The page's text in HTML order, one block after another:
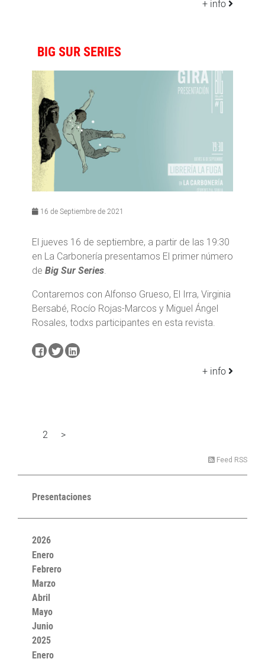
+ info
BIG SUR SERIES
16 de Septiembre de 2021
El jueves 16 de septiembre, a partir de las 19:30
en La Carbonería presentamos El primer número
de Big Sur Series.
Contaremos con Alfonso Grueso, El Irra, Virginia
Bersabé, Rocío Rojas-Marcos y Miguel Ángel
Rosales, todxs participantes en esta revista.
+ info
2 >
Feed RSS
Presentaciones
2026
Enero
Febrero
Marzo
Abril
Mayo
Junio
2025
Enero